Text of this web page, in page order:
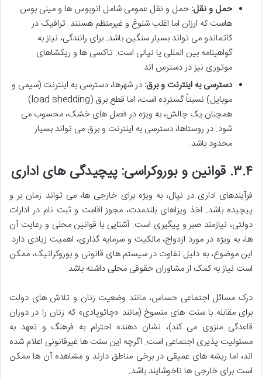
حمل و نقل: حمل و نقل عمومی شامل اتوبوس ها و مینی بوس
هاست که ارزان اما اغلب شلوغ و غیرمنظم هستند. ترافیک در
کاتماندو می تواند بسیار سنگین باشد. برای رانندگی، نیاز به
گواهینامه بین المللی یا نپالی است. تاکسی ها و ریکشاهای
موتوری نیز در دسترس اند.
دسترسی به اینترنت و برق: در شهرها، دسترسی به اینترنت (سیمی و
موبایل) نسبتاً گسترده است، اما قطع برق (load shedding)
همچنان یک چالش، به ویژه در فصل های خشک، محسوب می
شود. در روستاها، دسترسی به اینترنت و برق می تواند بسیار
محدود باشد.
۳.۴. قوانین و بوروکراسی: پیچیدگی های اداری
فرآیندهای اداری در نپال، به ویژه برای خارجی ها، می تواند زمان بر و
پیچیده باشد. اخذ ویزاهای بلندمدت، مجوز اقامت و ثبت نام در ادارات
دولتی، نیازمند صبر و پیگیری است. آشنایی با قوانین محلی و رعایت آن
ها، به ویژه در مورد ازدواج، مالکیت و سرمایه گذاری، اهمیت زیادی دارد.
این موضوع، به دلیل تفاوت در سیستم های قانونی و بوروکراتیک، ممکن
است نیاز به کمک از مشاوران حقوقی محلی داشته باشد.
درک مسائل اجتماعی حساس، مانند وضعیت زنان و تلاش های دولت
برای مقابله با سنت های منسوخ (مانند «چائوپادی» که زنان را در دوران
قاعدگی منزوی می کند)، نشان دهنده احترام به فرهنگ و تعهد به
مسئولیت پذیری اجتماعی است. اگرچه این سنت ها غیرقانونی اعلام شده
اند، اما ریشه های عمیقی در برخی مناطق دارند و مشاهده آن ها ممکن
است برای خارجی ها ناخوشایند باشد.